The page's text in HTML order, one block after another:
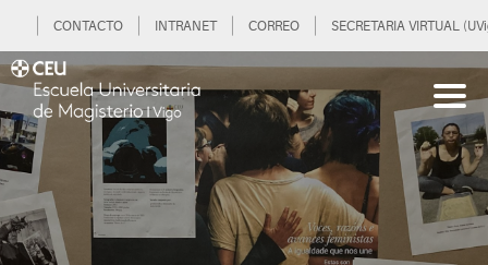
CONTACTO INTRANET CORREO SECRETARIA VIRTUAL